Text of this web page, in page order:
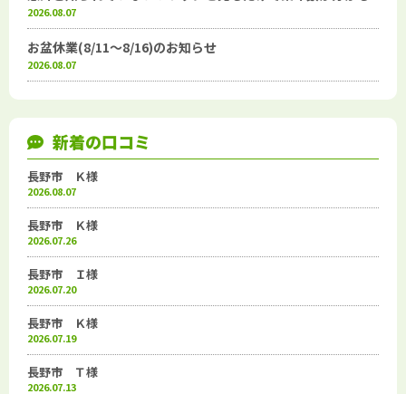
2026.08.07
お盆休業(8/11～8/16)のお知らせ
2026.08.07
新着の口コミ
長野市 Ｋ様
2026.08.07
長野市 Ｋ様
2026.07.26
長野市 Ｉ様
2026.07.20
長野市 Ｋ様
2026.07.19
長野市 Ｔ様
2026.07.13